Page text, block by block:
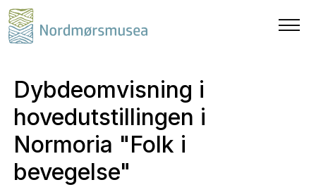
Dybdeomvisning i
hovedutstillingen i
Normoria "Folk i
bevegelse"